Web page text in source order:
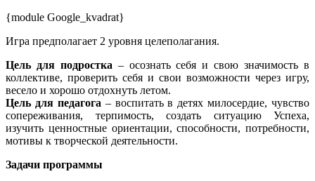
{module Google_kvadrat}
Игра предполагает 2 уровня целеполагания.
Цель для подростка – осознать себя и свою значимость в
коллективе, проверить себя и свои возможности через игру,
весело и хорошо отдохнуть летом.
Цель для педагога – воспитать в детях милосердие, чувство
сопереживания, терпимость, создать ситуацию Успеха,
изучить ценностные ориентации, способности, потребности,
мотивы к творческой деятельности.
Задачи программы